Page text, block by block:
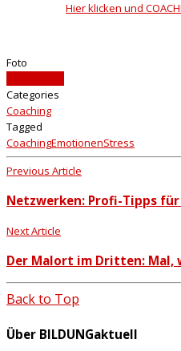
Hier klicken und
Foto
Categories
Coaching
Tagged
CoachingEmotionenStress
Previous Article
Netzwerken: Profi-Tipps
Next Article
Der Malort im Dritten: Mal,
Back to Top
Über BILDUNGaktuell